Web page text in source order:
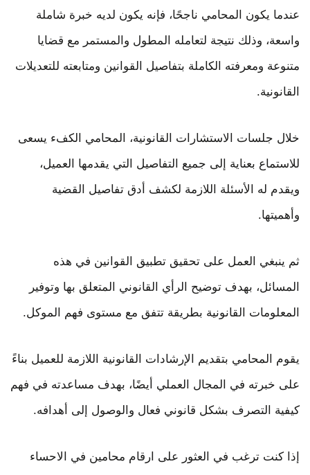
عندما يكون المحامي ناجحًا، فإنه يكون لديه خبرة شاملة
واسعة، وذلك نتيجة لتعامله المطول والمستمر مع قضايا
متنوعة ومعرفته الكاملة بتفاصيل القوانين ومتابعته للتعديلات
القانونية.
خلال جلسات الاستشارات القانونية، المحامي الكفء يسعى
للاستماع بعناية إلى جميع التفاصيل التي يقدمها العميل،
ويقدم له الأسئلة اللازمة لكشف أدق تفاصيل القضية
وأهميتها.
ثم ينبغي العمل على تحقيق تطبيق القوانين في هذه
المسائل، بهدف توضيح الرأي القانوني المتعلق بها وتوفير
المعلومات القانونية بطريقة تتفق مع مستوى فهم الموكل.
يقوم المحامي بتقديم الإرشادات القانونية اللازمة للعميل بناءً
على خبرته في المجال العملي أيضًا، بهدف مساعدته في فهم
كيفية التصرف بشكل قانوني فعال والوصول إلى أهدافه.
إذا كنت ترغب في العثور على ارقام محامين في الاحساء